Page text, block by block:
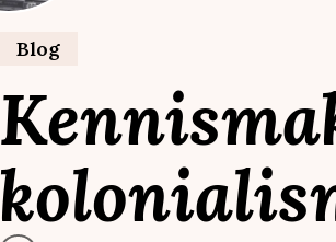
Blog